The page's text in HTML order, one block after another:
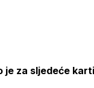
je za sljedeće